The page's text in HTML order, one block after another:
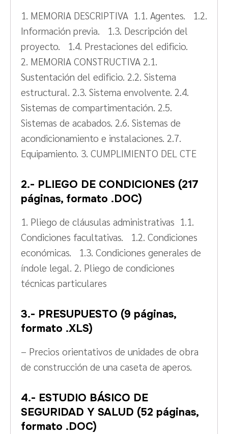
1. MEMORIA DESCRIPTIVA 1.1. Agentes. 1.2.
Información previa. 1.3. Descripción del
proyecto. 1.4. Prestaciones del edificio.
2. MEMORIA CONSTRUCTIVA 2.1.
Sustentación del edificio. 2.2. Sistema
estructural. 2.3. Sistema envolvente. 2.4.
Sistemas de compartimentación. 2.5.
Sistemas de acabados. 2.6. Sistemas de
acondicionamiento e instalaciones. 2.7.
Equipamiento. 3. CUMPLIMIENTO DEL CTE
2.- PLIEGO DE CONDICIONES (217
páginas, formato .DOC)
1. Pliego de cláusulas administrativas 1.1.
Condiciones facultativas. 1.2. Condiciones
económicas. 1.3. Condiciones generales de
índole legal. 2. Pliego de condiciones
técnicas particulares
3.- PRESUPUESTO (9 páginas,
formato .XLS)
– Precios orientativos de unidades de obra
de construcción de una caseta de aperos.
4.- ESTUDIO BÁSICO DE
SEGURIDAD Y SALUD (52 páginas,
formato .DOC)